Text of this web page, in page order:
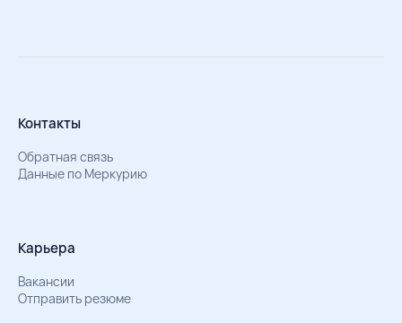
Контакты
Обратная связь
Данные по Меркурию
Карьера
Вакансии
Отправить резюме